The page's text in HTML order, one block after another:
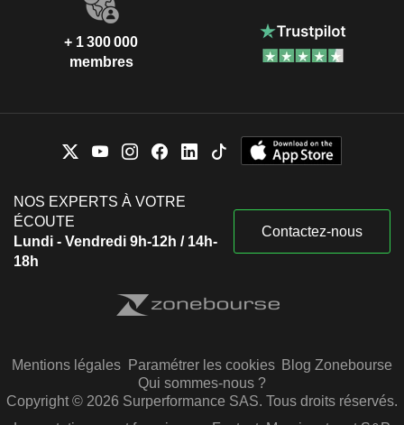
+ 1 300 000
membres
NOS EXPERTS À VOTRE
ÉCOUTE
Lundi - Vendredi 9h-12h / 14h-
18h
Contactez-nous
Mentions légales Paramétrer les cookies Blog Zonebourse
Qui sommes-nous ?
Copyright © 2026 Surperformance SAS. Tous droits réservés.